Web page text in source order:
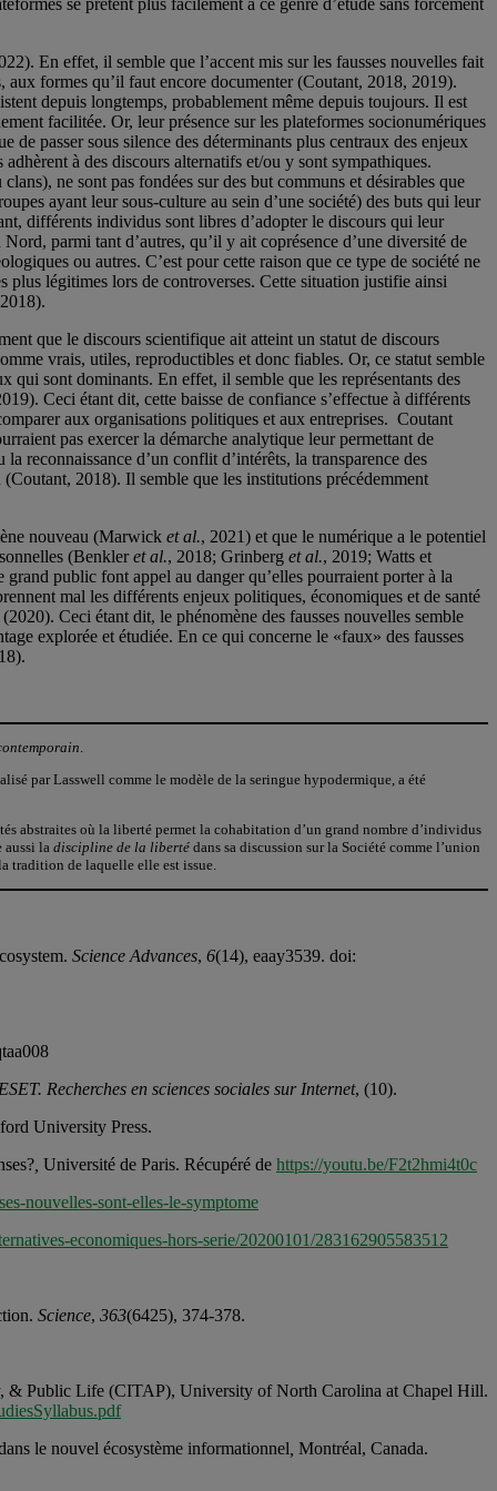
En effet, il semble que l’accent mis sur les fausses nouvelles fait
formes qu’il faut encore documenter (Coutant, 2018, 2019).
depuis longtemps, probablement même depuis toujours. Il est
facilitée. Or, leur présence sur les plateformes socionumériques
de passer sous silence des déterminants plus centraux des enjeux
à des discours alternatifs et/ou y sont sympathiques.
ne sont pas fondées sur des but communs et désirables que
ayant leur sous-culture au sein d’une société) des buts qui leur
différents individus sont libres d’adopter le discours qui leur
parmi tant d’autres, qu’il y ait coprésence d’une diversité de
ou autres. C’est pour cette raison que ce type de société ne
plus légitimes lors de controverses. Cette situation justifie ainsi
que le discours scientifique ait atteint un statut de discours
vrais, utiles, reproductibles et donc fiables. Or, ce statut semble
sont dominants. En effet, il semble que les représentants des
Ceci étant dit, cette baisse de confiance s’effectue à différents
aux organisations politiques et aux entreprises. Coutant
pas exercer la démarche analytique leur permettant de
reconnaissance d’un conflit d’intérêts, la transparence des
2018). Il semble que les institutions précédemment
nouveau (Marwick et al., 2021) et que le numérique a le potentiel
(Benkleret al., 2018; Grinberg et al., 2019; Watts et
public font appel au danger qu’elles pourraient porter à la
mal les différents enjeux politiques, économiques et de santé
(2020). Ceci étant dit, le phénomène des fausses nouvelles semble
explorée et étudiée. En ce qui concerne le «faux» des fausses
par Lasswell comme le modèle de la seringue hypodermique, a été
abstraites où la liberté permet la cohabitation d’un grand nombre d’individus
aussi la discipline de la liberté dans sa discussion sur la Société comme l’union
tradition de laquelle elle est issue.
Science Advances, 6(14), eaay3539. doi:
Recherches en sciences sociales sur Internet, (10).
University Press.
Université de Paris. Récupéré de https://youtu.be/F2t2hmi4t0c
nouvelles-sont-elles-le-symptome
economiques-hors-serie/20200101/283162905583512
Science, 363(6425), 374-378.
& Public Life (CITAP), University of North Carolina at Chapel Hill.
le nouvel écosystème informationnel Montréal, Canada.